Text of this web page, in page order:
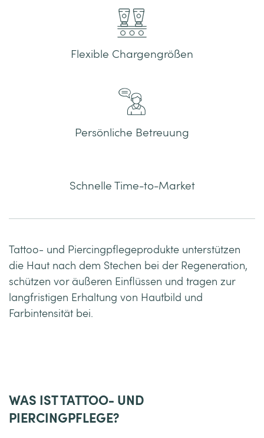
Flexible Chargengrößen
Persönliche Betreuung
Schnelle Time-to-Market
Tattoo- und Piercingpflegeprodukte unterstützen
die Haut nach dem Stechen bei der Regeneration,
schützen vor äußeren Einflüssen und tragen zur
langfristigen Erhaltung von Hautbild und
Farbintensität bei.
WAS IST TATTOO- UND
PIERCINGPFLEGE?